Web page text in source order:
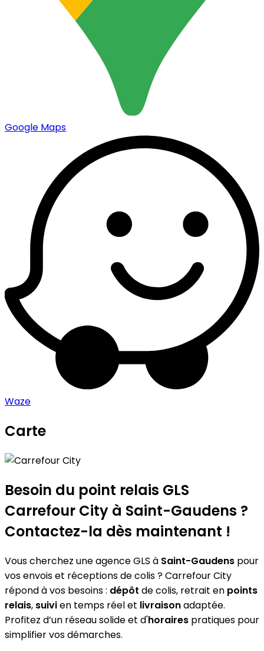
Google Maps
Waze
Carte
+
−
Besoin du point relais GLS
Carrefour City à Saint-Gaudens ?
Contactez-la dès maintenant !
Vous cherchez une agence GLS à Saint-Gaudens pour
vos envois et réceptions de colis ? Carrefour City
répond à vos besoins : dépôt de colis, retrait en points
relais, suivien temps réel et livraisonadaptée.
Profitez d’un réseau solide et d'horaires pratiques pour
simplifier vos démarches.